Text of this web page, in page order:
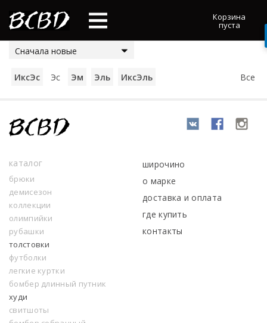
Корзина
пуста
Сначала новые
ИксЭс Эс Эм Эль ИксЭль Все
каталог
брюки
демисезон
коллекции
олимпийки
рубашки
толстовки
футболки
легкие куртки
бомбер длинный путник
худи
свитшоты
широчино
о марке
доставка и оплата
где купить
контакты